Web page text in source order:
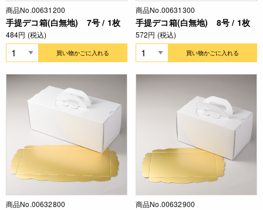
商品No.00631200
手提デコ箱(白無地) 7号 / 1枚
484円 (税込)
買い物かごに入れる
商品No.00631300
手提デコ箱(白無地) 8号 / 1枚
572円 (税込)
買い物かごに入れる
商品No.00632800 商品No.00632900